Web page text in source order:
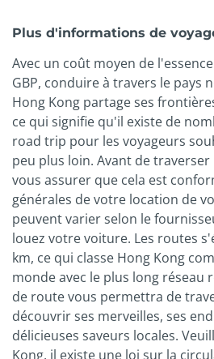
Plus d'informations de
Avec un coût moyen de
GBP, conduire à travers le pays
Hong Kong partage ses
ce qui signifie qu'il existe de
road trip pour les voyageurs
peu plus loin. Avant de
vous assurer que cela est
générales de votre location de
peuvent varier selon le
louez votre voiture. Les routes
km, ce qui classe Hong Kong
monde avec le plus long réseau
de route vous permettra de
découvrir ses merveilles, ses
délicieuses saveurs locales.
Kong, il existe une loi sur la